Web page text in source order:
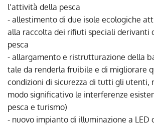
l’attività della pesca
- allestimento di due isole ecologiche
alla raccolta dei rifiuti speciali derivanti
pesca
- allargamento e ristrutturazione della
tale da renderla fruibile e di migliorare
condizioni di sicurezza di tutti gli utenti,
modo significativo le interferenze
pesca e turismo)
- nuovo impianto di illuminazione a LED